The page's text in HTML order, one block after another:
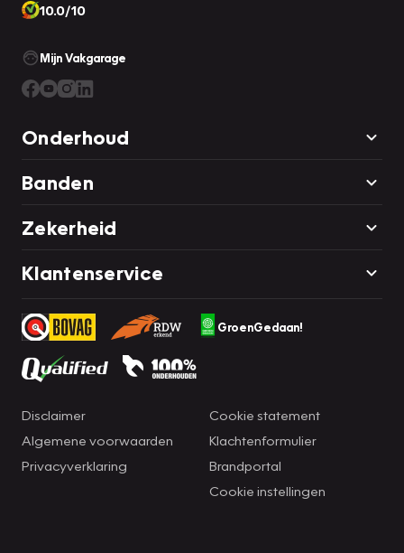
10.0/10
Mijn Vakgarage
Onderhoud
Banden
Zekerheid
Klantenservice
GroenGedaan!
Disclaimer
Algemene voorwaarden
Privacyverklaring
Cookie statement
Klachtenformulier
Brandportal
Cookie instellingen